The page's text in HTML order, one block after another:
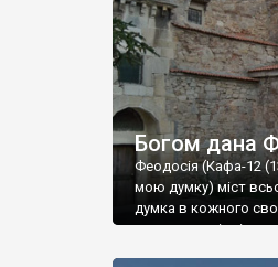
Богом дана
Феодосія (Кафа-12
мою думку) міст
думка в кожного
запрошую відвідати